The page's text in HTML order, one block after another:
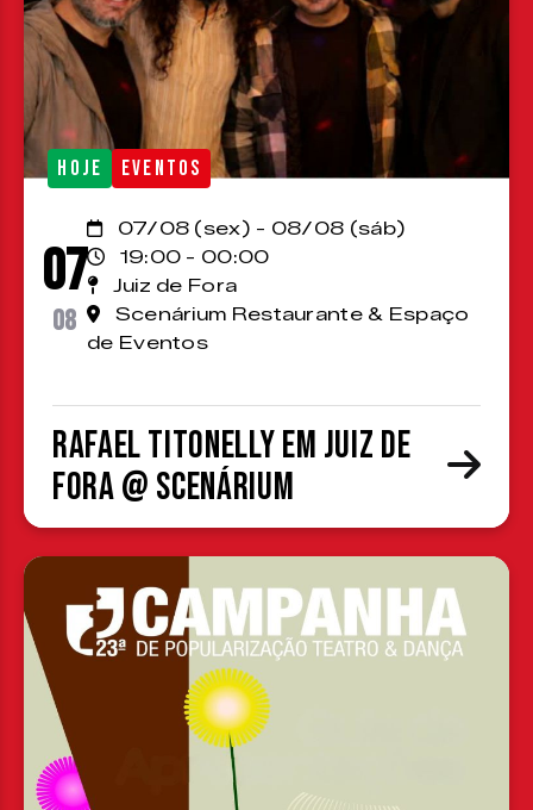
HOJE EVENTOS
07
08
07/08 (sex) - 08/08 (sáb)
19:00 - 00:00
Juiz de Fora
Scenárium Restaurante & Espaço
de Eventos
Rafael Titonelly em Juiz de
Fora @ Scenárium